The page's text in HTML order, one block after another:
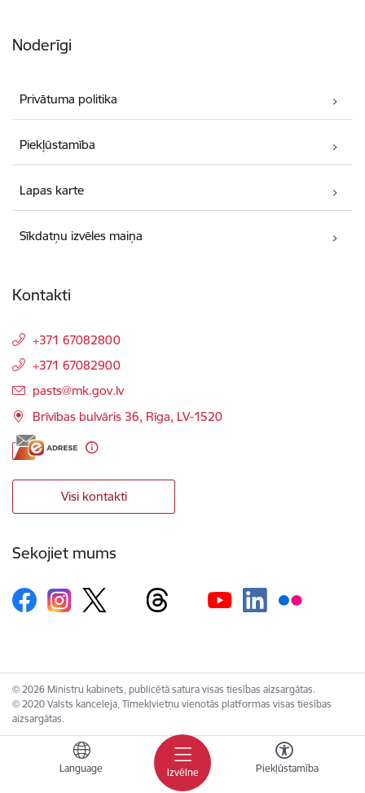
Izvēlne
Language Piekļūstamība
Noderīgi
Privātuma politika
Piekļūstamība
Lapas karte
Sīkdatņu izvēles maiņa
Kontakti
+371 67082800
+371 67082900
E-pasts:
pasts@mk.gov.lv
Brīvības bulvāris 36, Rīga, LV-1520
Visi kontakti
Sekojiet mums
© 2026 Ministru kabinets, publicētā satura visas tiesības aizsargātas.
© 2020 Valsts kanceleja, Tīmekļvietņu vienotās platformas visas tiesības
aizsargātas.